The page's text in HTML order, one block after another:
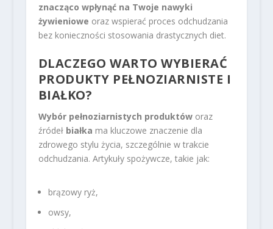
znacząco wpłynąć na Twoje nawyki
żywieniowe oraz wspierać proces odchudzania
bez konieczności stosowania drastycznych diet.
DLACZEGO WARTO WYBIERAĆ
PRODUKTY PEŁNOZIARNISTE I
BIAŁKO?
Wybór pełnoziarnistych produktóworaz
źródeł białka ma kluczowe znaczenie dla
zdrowego stylu życia, szczególnie w trakcie
odchudzania. Artykuły spożywcze, takie jak:
brązowy ryż,
owsy,